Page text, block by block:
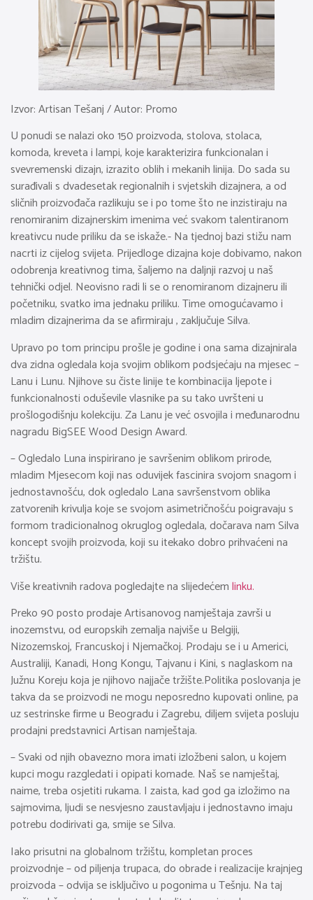
Izvor: Artisan Tešanj / Autor: Promo
U ponudi se nalazi oko 150 proizvoda, stolova, stolaca,
komoda, kreveta i lampi, koje karakterizira funkcionalan i
svevremenski dizajn, izrazito oblih i mekanih linija. Do sada su
surađivali s dvadesetak regionalnih i svjetskih dizajnera, a od
sličnih proizvođača razlikuju se i po tome što ne inzistiraju na
renomiranim dizajnerskim imenima već svakom talentiranom
kreativcu nude priliku da se iskaže.- Na tjednoj bazi stižu nam
nacrti iz cijelog svijeta. Prijedloge dizajna koje dobivamo, nakon
odobrenja kreativnog tima, šaljemo na daljnji razvoj u naš
tehnički odjel. Neovisno radi li se o renomiranom dizajneru ili
početniku, svatko ima jednaku priliku. Time omogućavamo i
mladim dizajnerima da se afirmiraju , zaključuje Silva.
Upravo po tom principu prošle je godine i ona sama dizajnirala
dva zidna ogledala koja svojim oblikom podsjećaju na mjesec –
Lanu i Lunu. Njihove su čiste linije te kombinacija ljepote i
funkcionalnosti oduševile vlasnike pa su tako uvršteni u
prošlogodišnju kolekciju. Za Lanu je već osvojila i međunarodnu
nagradu BigSEE Wood Design Award.
– Ogledalo Luna inspirirano je savršenim oblikom prirode,
mladim Mjesecom koji nas oduvijek fascinira svojom snagom i
jednostavnošću, dok ogledalo Lana savršenstvom oblika
zatvorenih krivulja koje se svojom asimetričnošću poigravaju s
formom tradicionalnog okruglog ogledala, dočarava nam Silva
koncept svojih proizvoda, koji su itekako dobro prihvaćeni na
tržištu.
Više kreativnih radova pogledajte na slijedećemlinku.
Preko 90 posto prodaje Artisanovog namještaja završi u
inozemstvu, od europskih zemalja najviše u Belgiji,
Nizozemskoj, Francuskoj i Njemačkoj. Prodaju se i u Americi,
Australiji, Kanadi, Hong Kongu, Tajvanu i Kini, s naglaskom na
Južnu Koreju koja je njihovo najjače tržište.Politika poslovanja je
takva da se proizvodi ne mogu neposredno kupovati online, pa
uz sestrinske firme u Beogradu i Zagrebu, diljem svijeta posluju
prodajni predstavnici Artisan namještaja.
– Svaki od njih obavezno mora imati izložbeni salon, u kojem
kupci mogu razgledati i opipati komade. Naš se namještaj,
naime, treba osjetiti rukama. I zaista, kad god ga izložimo na
sajmovima, ljudi se nesvjesno zaustavljaju i jednostavno imaju
potrebu dodirivati ga, smije se Silva.
Iako prisutni na globalnom tržištu, kompletan proces
proizvodnje – od piljenja trupaca, do obrade i realizacije krajnjeg
proizvoda – odvija se isključivo u pogonima u Tešnju. Na taj